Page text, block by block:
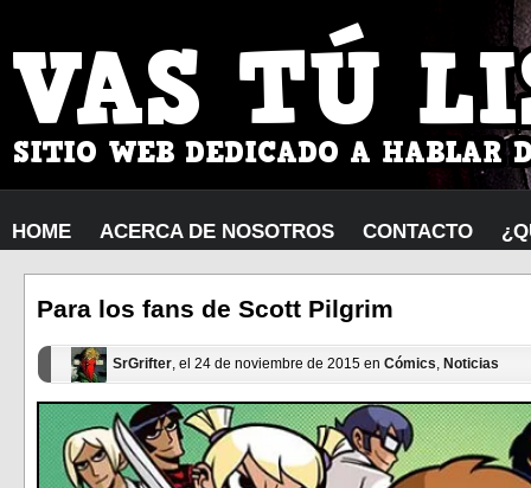
HOME ACERCA DE NOSOTROS CONTACTO
Para los fans de Scott Pilgrim
SrGrifter, el 24 de noviembre de 2015 en Cómics, Noticias